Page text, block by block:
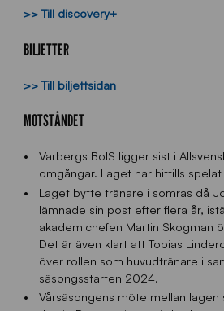
>> Till discovery+
BILJETTER
>> Till biljettsidan
MOTSTÅNDET
Varbergs BoIS ligger sist i
omgångar. Laget har hittills
Laget bytte tränare i somras då
lämnade sin post efter flera år,
akademichefen Martin Skogman
Det är även klart att Tobias
över rollen som huvudtränare i
säsongsstarten 2024.
Vårsäsongens möte mellan lagen